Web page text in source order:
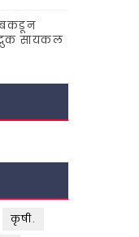
सायकल
कृषी.